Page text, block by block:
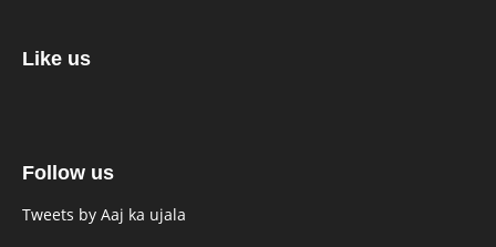
Like us
Follow us
Tweets by Aaj ka ujala